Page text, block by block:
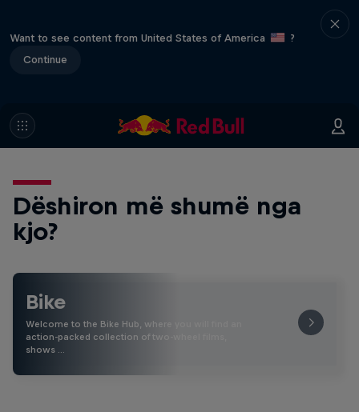
Want to see content from United States of America
?
Continue
Dëshiron më shumë nga
kjo?
Bike
Welcome to the Bike Hub, where you will find an
action-packed collection of two-wheel films,
shows …